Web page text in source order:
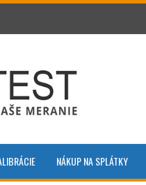
NÁKUP NA SPLÁTKY